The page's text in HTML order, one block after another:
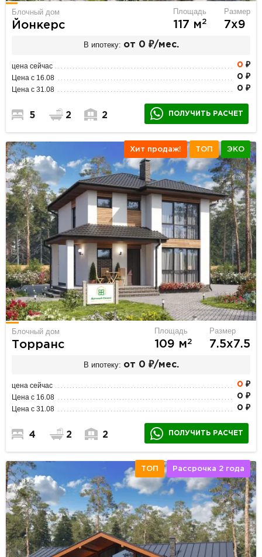
Блочный дом
Йонкерс
Площадь
117 м2
Размер
7х9
В ипотеку: от 0 ₽/мес.
цена сейчас 0 ₽
Цена с 16.08 0 ₽
Цена с 31.08 0 ₽
5 2 2 ПОЛУЧИТЬ РАСЧЕТ
Хит продаж! ТОП ЭКО
Блочный дом
Торранс
Площадь
109 м2
Размер
7.5х7.5
В ипотеку: от 0 ₽/мес.
цена сейчас 0 ₽
Цена с 16.08 0 ₽
Цена с 31.08 0 ₽
4 2 2 ПОЛУЧИТЬ РАСЧЕТ
ТОП Рассрочка 2 года